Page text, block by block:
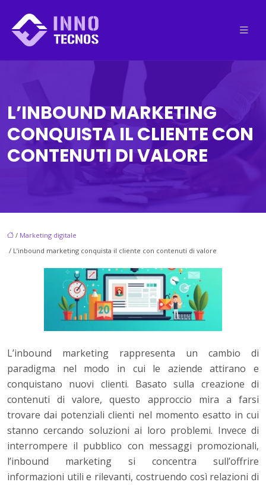
L’INBOUND MARKETING
CONQUISTA IL CLIENTE CON
CONTENUTI DI VALORE
/ Marketing digitale
/ L’inbound marketing conquista il cliente con contenuti di valore
L’inbound marketing rappresenta un cambio di
paradigma nel modo in cui le aziende attirano e
conquistano nuovi clienti. Basato sulla creazione di
contenuti di valore, questo approccio mira a farsi
trovare dai potenziali clienti nel momento esatto in cui
stanno cercando soluzioni ai loro problemi. Invece di
interrompere il pubblico con messaggi promozionali,
l’inbound marketing si concentra sull’offrire
informazioni utili e rilevanti, costruendo così relazioni di